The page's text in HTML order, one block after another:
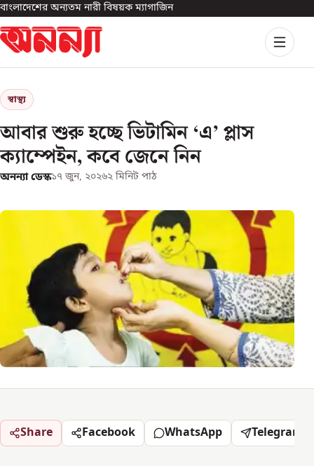
বাংলাদেশের অন্যতম নারী বিষয়ক ম্যাগাজিন
স্বাস্থ্য
আবার শুরু হচ্ছে ভিটামিন ‘এ’ প্লাস
ক্যাম্পেইন, কবে জেনে নিন
অনন্যা ডেস্ক১৭ জুন, ২০২৬২ মিনিট পাঠ
Share Facebook WhatsApp Telegram